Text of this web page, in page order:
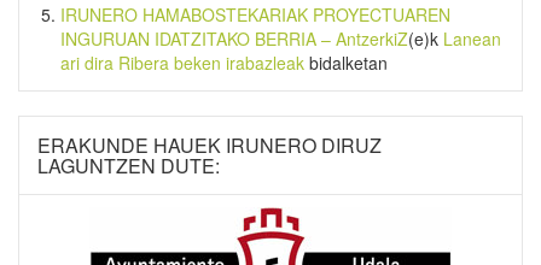
IRUNERO HAMABOSTEKARIAK PROYECTUAREN
INGURUAN IDATZITAKO BERRIA – AntzerkiZ(e)k Lanean
ari dira Ribera beken irabazleak bidalketan
ERAKUNDE HAUEK IRUNERO DIRUZ
LAGUNTZEN DUTE: